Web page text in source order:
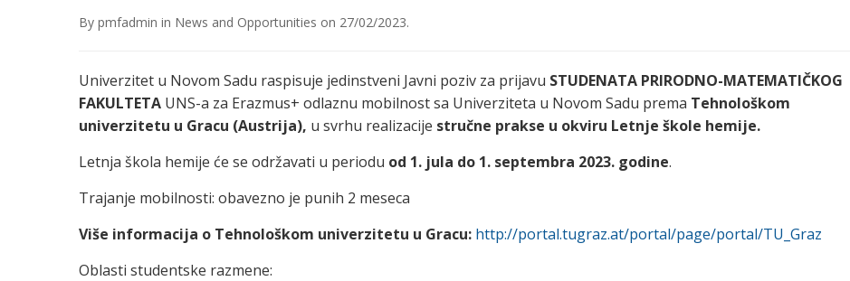
By pmfadmin in News and Opportunities on 27/02/2023.
Univerzitet u Novom Sadu raspisuje jedinstveni Javni poziv za prijavu STUDENATA PRIRODNO-MATEMATIČKOG
FAKULTETA UNS-a za Erazmus+ odlaznu mobilnost sa Univerziteta u Novom Sadu prema Tehnološkom
univerzitetu u Gracu (Austrija), u svrhu realizacije stručne prakse u okviru Letnje škole hemije.
Letnja škola hemije će se održavati u periodu od 1. jula do 1. septembra 2023. godine.
Trajanje mobilnosti: obavezno je punih 2 meseca
Više informacija o Tehnološkom univerzitetu u Gracu: http://portal.tugraz.at/portal/page/portal/TU_Graz
Oblasti studentske razmene: